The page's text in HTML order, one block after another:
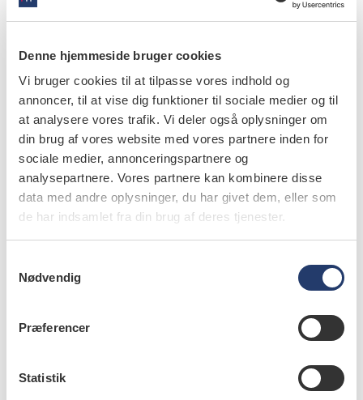
Denne hjemmeside bruger cookies
Vi bruger cookies til at tilpasse vores indhold og
annoncer, til at vise dig funktioner til sociale medier og til
at analysere vores trafik. Vi deler også oplysninger om
din brug af vores website med vores partnere inden for
sociale medier, annonceringspartnere og
analysepartnere. Vores partnere kan kombinere disse
data med andre oplysninger, du har givet dem, eller som
de har indsamlet fra din brug af deres tjenester.
Nødvendig
Præferencer
Statistik
Calciumsilikatholdig cement-apexifikation
(rodspidslukning med special cement) er en behandling,
hvor man aflukker den rodåbne kanal med en cement, der
hærder hurtigere og med en hårdhed væsentlig højere
end calciumhydroxid.
Det medfører en chance for en mere tæt barriere, hvor ny
rodcementdannelse på materialeoverfladen er mulig, dog
uden at roden biologisk færdigudvikles. Man afventer
således ikke en biologisk aflukning, før der rodfyldes,
men man aflukker og forventer, at der kan ske en
rodcementapposition over tid, men selve roden ændres
Retningslinjer for behandling af vitale ikke-
Første besøg